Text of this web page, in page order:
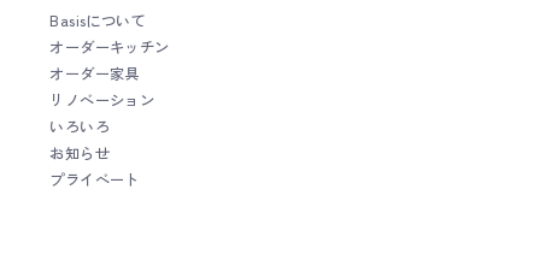
ではなく、家具のように細かい部分までとことんこだわって作るこ
とがとても得意です。 オーダーキッチンをご検討の際は、ぜひお気
軽にご相談ください。 Basisのキッチンづくりについて Basisの製
作事例について Basisのショールームについて
Basisについて
オーダーキッチン
オーダー家具
リノベーション
いろいろ
お知らせ
プライベート